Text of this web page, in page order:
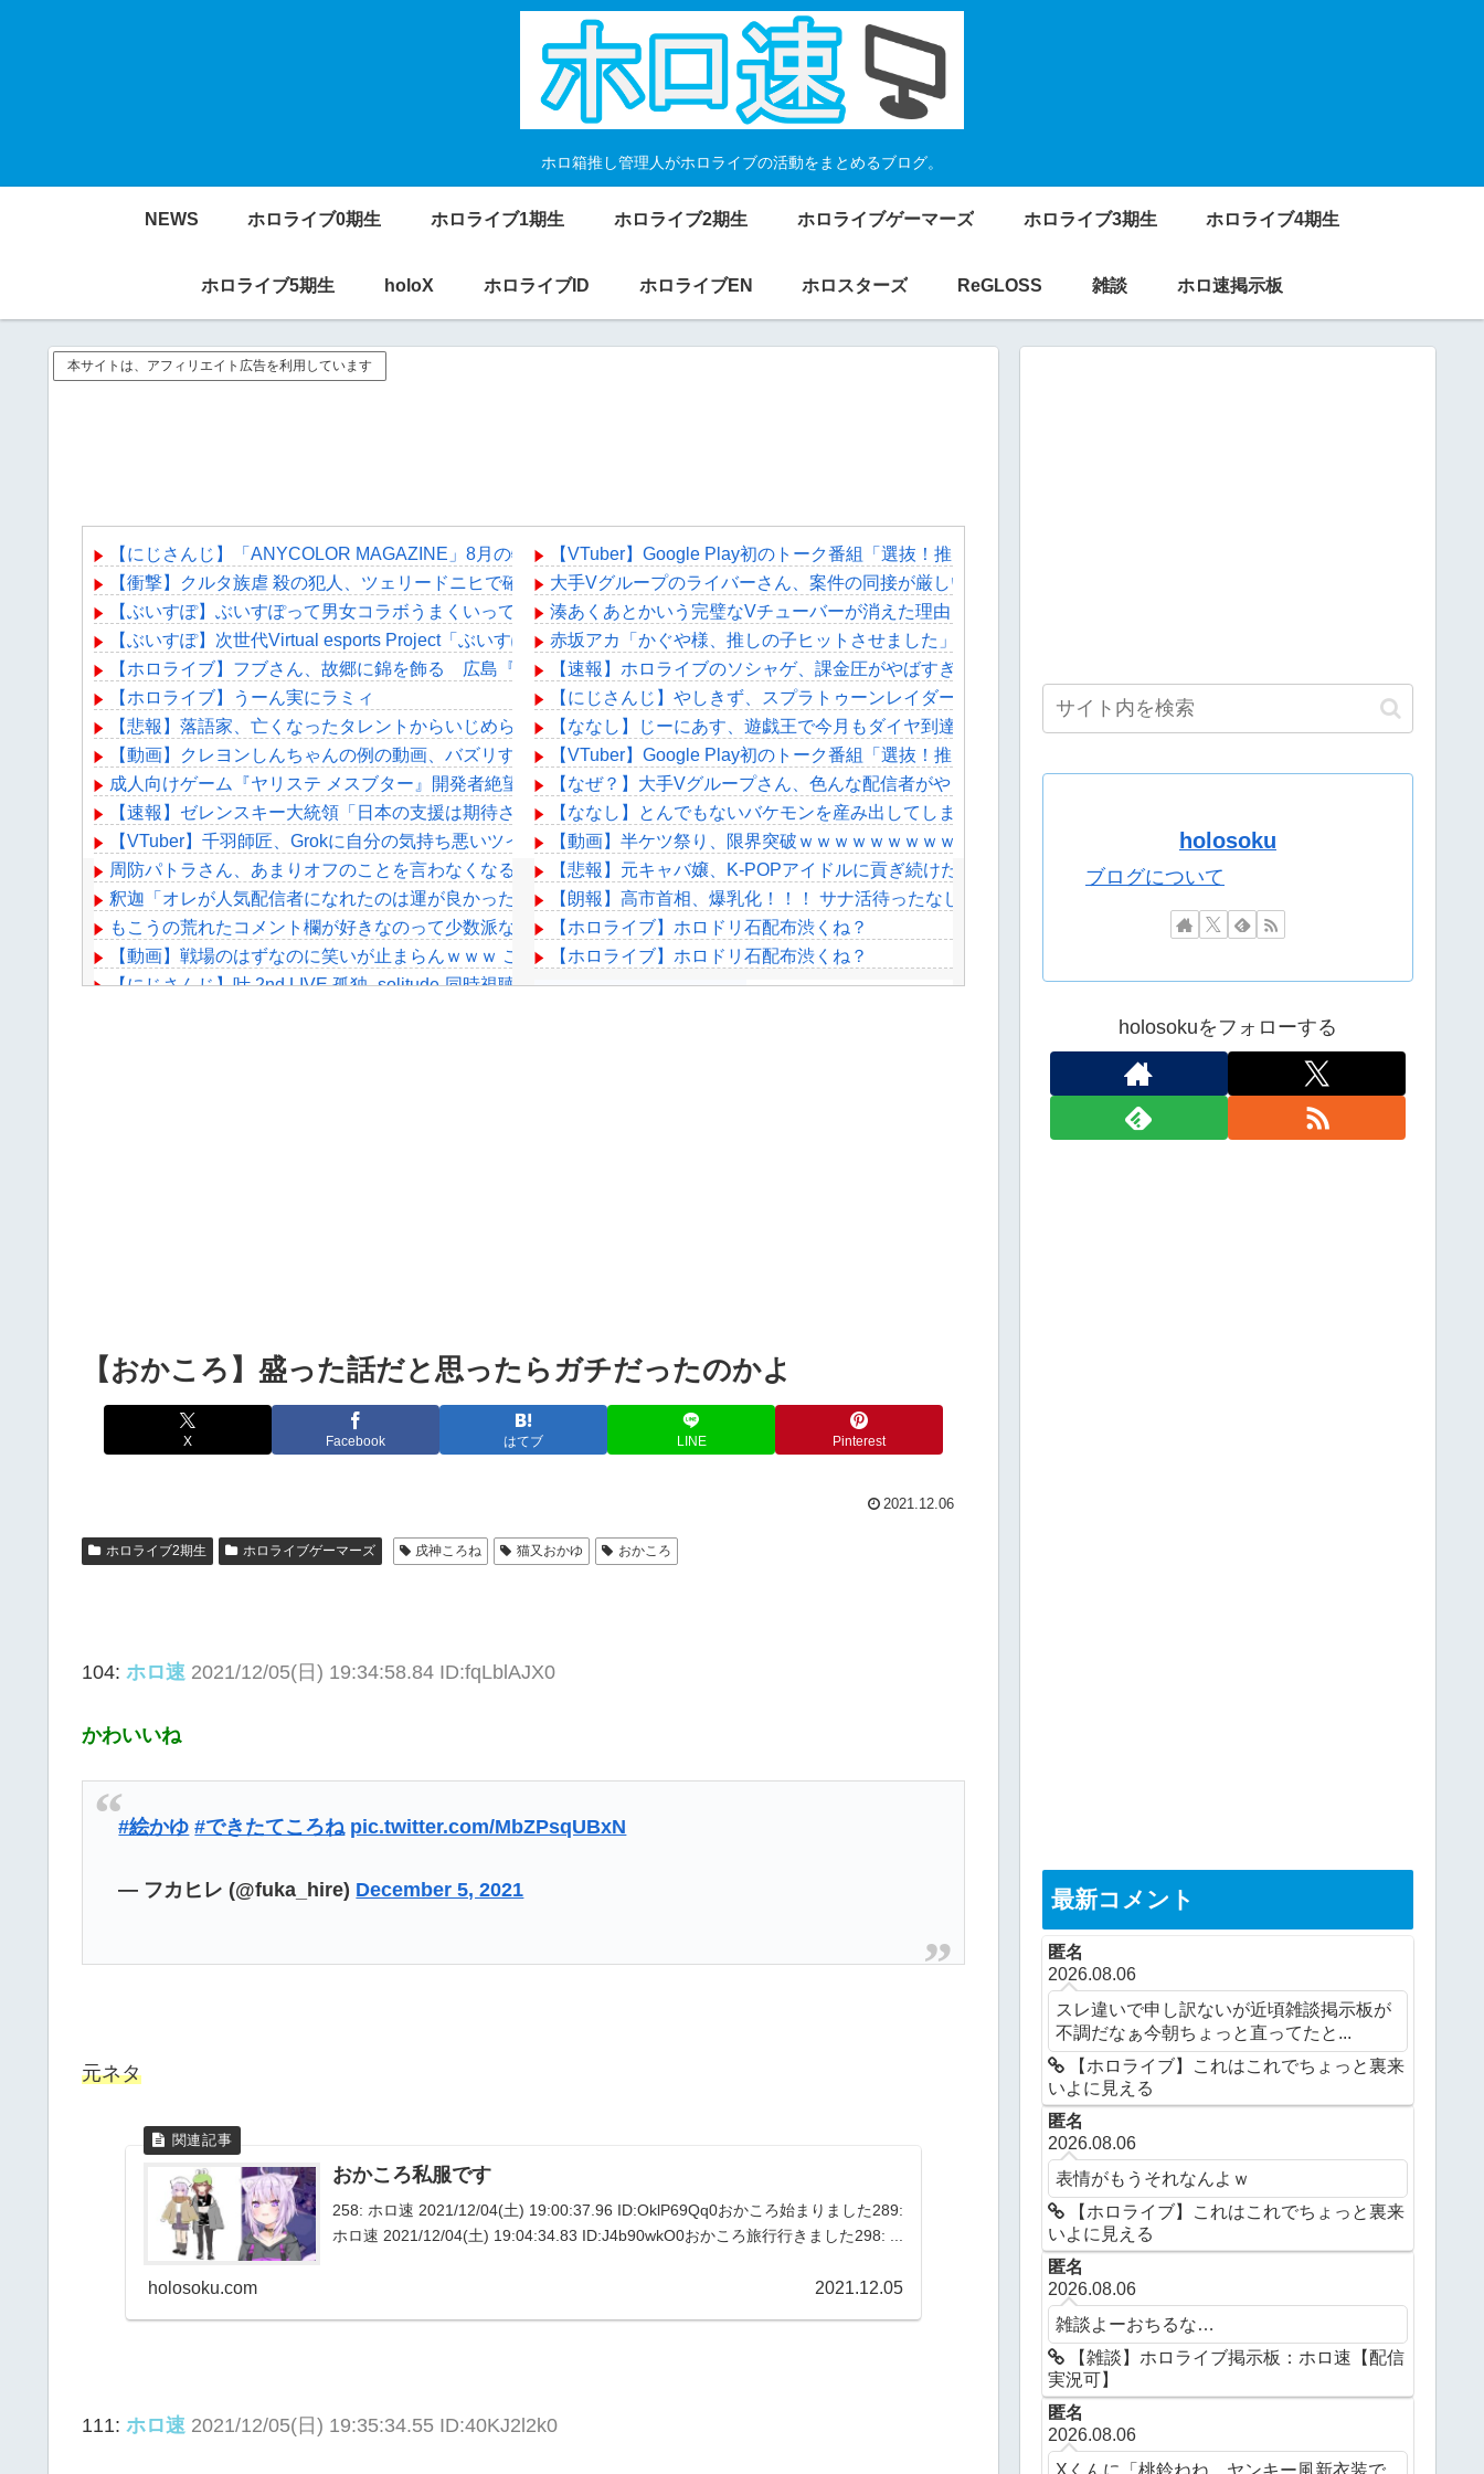
ホロ箱推し管理人がホロライブの活動をまとめるブログ。
NEWS ホロライブ0期生 ホロライブ1期生 ホロライブ2期生 ホロライブゲーマーズ ホロライブ3期生 ホロライブ4期生
ホロライブ5期生 holoX ホロライブID ホロライブEN ホロスターズ ReGLOSS 雑談 ホロ速掲示板
本サイトは、アフィリエイト広告を利用しています
【にじさんじ】「ANYCOLOR MAGAZINE」8月の特集では、「今宵、××と夢を見る。」を深掘り。 十河ののは、夜牛詩乃、蝸堂みかる、猫屋敷美紅がカバーアートに登場
【衝撃】クルタ族虐 殺の犯人、ツェリードニヒで確定！クロロの演劇のせいで2人も無駄死ににwwww
【ぶいすぽ】ぶいすぽって男女コラボうまくいってるよな
【ぶいすぽ】次世代Virtual esports Project「ぶいすぽっ！」、ARG企画を実施！
【ホロライブ】フブさん、故郷に錦を飾る 広島『みろくの里』がコラボで『フブキングダムの里』に
【ホロライブ】うーん実にラミィ
【悲報】落語家、亡くなったタレントからいじめられた過去を告白する…
【動画】クレヨンしんちゃんの例の動画、バズリすぎてネットミームと化すｗｗｗｗ
成人向けゲーム『ヤリステ メスブター』開発者絶望、銀行がsteamからの入金を拒否→金が入ってなくても売上金額分の納税義務あり
【速報】ゼレンスキー大統領「日本の支援は期待されたほどの成果がない」WWWWWWWWWWW
【VTuber】千羽師匠、Grokに自分の気持ち悪いツイート聞くやつやってるのかなって思ったら相手鴨神やんけ
周防パトラさん、あまりオフのことを言わなくなる？
釈迦「オレが人気配信者になれたのは運が良かっただけ」
もこうの荒れたコメント欄が好きなのって少数派なのか？
【動画】戦場のはずなのに笑いが止まらんｗｗｗ これ絶対コラだろｗｗｗｗ
【にじさんじ】叶 2nd LIVE 孤独 -solitude-同時視聴！りりむ感極まって泣いちゃってるやんけ
【VTuber】Google Play初のトーク番組「選抜！推しナイン発表会」発表へ！8名が推しキャラクターの魅力を語り合
大手Vグループのライバーさん、案件の同接が厳しい……
湊あくあとかいう完璧なVチューバーが消えた理由
赤坂アカ「かぐや様、推しの子ヒットさせました」←この人がなぜか過小評価されてる理由
【速報】ホロライブのソシャゲ、課金圧がやばすぎて不評になるwwwwwwwwww
【にじさんじ】やしきず、スプラトゥーンレイダース本編そっちのけで極悪ミニゲームを極めようとする
【ななし】じーにあす、遊戯王で今月もダイヤ到達！『先生もう笑うしかなくなっとりますやん』『とんでもないバ
【VTuber】Google Play初のトーク番組「選抜！推しナイン発表会」発表へ！8名が推しキャラクターの魅力を語り合
【なぜ？】大手Vグループさん、色んな配信者がやってるお隣の新作ソシャゲを頑なにやらない……
【ななし】とんでもないバケモンを産み出してしまったようやね…
【動画】半ケツ祭り、限界突破ｗｗｗｗｗｗｗｗｗｗｗｗｗ
【悲報】元キャバ嬢、K-POPアイドルに貢ぎ続けた結果……
【朗報】高市首相、爆乳化！！！ サナ活待ったなし！
【ホロライブ】ホロドリ石配布渋くね？
【ホロライブ】ホロドリ石配布渋くね？
【おかころ】盛った話だと思ったらガチだったのかよ
X Facebook はてブ LINE Pinterest
2021.12.06
ホロライブ2期生 ホロライブゲーマーズ 戌神ころね 猫又おかゆ おかころ
104: ホロ速 2021/12/05(日) 19:34:58.84 ID:fqLblAJX0
かわいいね
#絵かゆ #できたてころね pic.twitter.com/MbZPsqUBxN
— フカヒレ (@fuka_hire) December 5, 2021
元ネタ
おかころ私服です
258: ホロ速 2021/12/04(土) 19:00:37.96 ID:OklP69Qq0おかころ始まりました289:
ホロ速 2021/12/04(土) 19:04:34.83 ID:J4b90wkO0おかころ旅行行きました298: ...
holosoku.com 2021.12.05
111: ホロ速 2021/12/05(日) 19:35:34.55 ID:40KJ2l2k0
holosoku
ブログについて
holosokuをフォローする
最新コメント
匿名
2026.08.06
スレ違いで申し訳ないが近頃雑談掲示板が
不調だなぁ今朝ちょっと直ってたと...
【ホロライブ】これはこれでちょっと裏来
いよに見える
匿名
2026.08.06
表情がもうそれなんよｗ
【ホロライブ】これはこれでちょっと裏来
いよに見える
匿名
2026.08.06
雑談よーおちるな…
【雑談】ホロライブ掲示板：ホロ速【配信
実況可】
匿名
2026.08.06
Xくんに「桃鈴ねね、ヤンキー風新衣装で